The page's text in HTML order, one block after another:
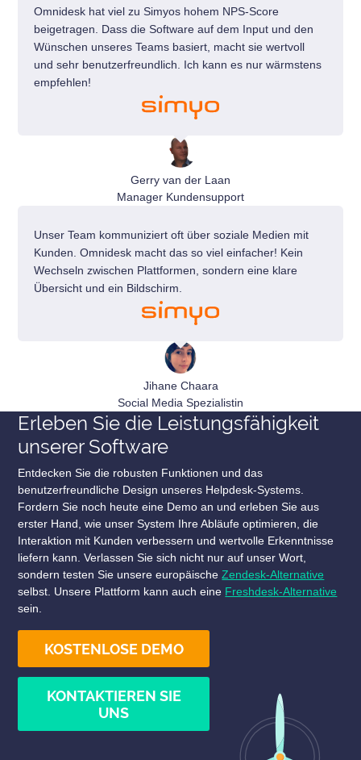
Omnidesk hat viel zu Simyos hohem NPS-Score
beigetragen. Dass die Software auf dem Input und den
Wünschen unseres Teams basiert, macht sie wertvoll
und sehr benutzerfreundlich. Ich kann es nur wärmstens
empfehlen!
Gerry van der Laan
Manager Kundensupport
Unser Team kommuniziert oft über soziale Medien mit
Kunden. Omnidesk macht das so viel einfacher! Kein
Wechseln zwischen Plattformen, sondern eine klare
Übersicht und ein Bildschirm.
Jihane Chaara
Social Media Spezialistin
Erleben Sie die Leistungsfähigkeit
unserer Software
Entdecken Sie die robusten Funktionen und das
benutzerfreundliche Design unseres Helpdesk-Systems.
Fordern Sie noch heute eine Demo an und erleben Sie aus
erster Hand, wie unser System Ihre Abläufe optimieren, die
Interaktion mit Kunden verbessern und wertvolle Erkenntnisse
liefern kann. Verlassen Sie sich nicht nur auf unser Wort,
sondern testen Sie unsere europäischeZendesk-Alternative
selbst. Unsere Plattform kann auch eine Freshdesk-Alternative
sein.
KOSTENLOSE DEMO
KONTAKTIEREN SIE
UNS